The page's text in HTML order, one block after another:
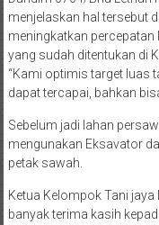
menjelaskan hal tersebut
meningkatkan
yang sudah ditentukan di
“Kami optimis target luas
dapat tercapai, bahkan
Sebelum jadi lahan
mengunakan Eksavator
petak sawah.
Ketua Kelompok Tani
banyak terima kasih